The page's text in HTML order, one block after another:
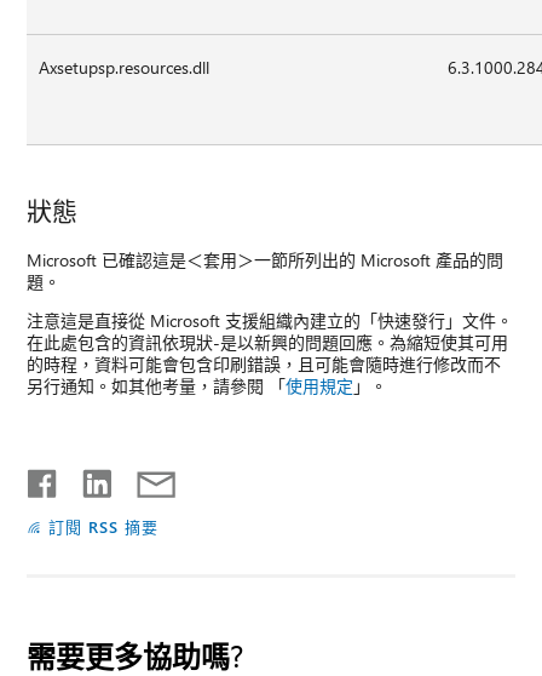
Axsetupsp.resources.dll
狀態
Microsoft 已確認這是＜套用＞一節所列出的 Microsoft 產品的問
題。
注意這是直接從 Microsoft 支援組織內建立的「快速發行」文件。
在此處包含的資訊依現狀-是以新興的問題回應。為縮短使其可用
的時程，資料可能會包含印刷錯誤，且可能會隨時進行修改而不
另行通知。如其他考量，請參閱 「使用規定 」。
訂閱 RSS 摘要
需要更多協助嗎?